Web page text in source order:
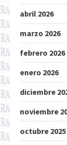
abril 2026
marzo 2026
febrero 2026
enero 2026
diciembre
noviembre
octubre 2025